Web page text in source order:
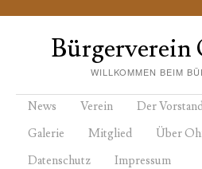
Bürgerverein
WILLKOMMEN BEIM
Menu
Skip to content
News Verein Der
Galerie
Mitglied Über
Datenschutz
Impressum